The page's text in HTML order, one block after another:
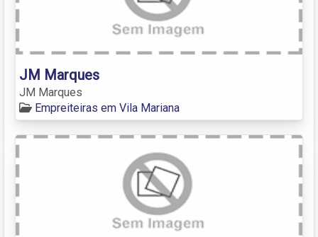
JM Marques
JM Marques
Empreiteiras em Vila Mariana